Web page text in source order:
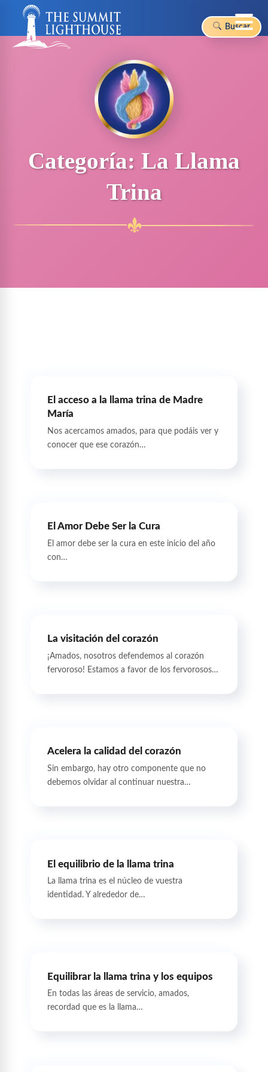
Buscar
Categoría: La Llama
Trina
El acceso a la llama trina de Madre
María
Nos acercamos amados, para que podáis ver y
conocer que ese corazón…
El Amor Debe Ser la Cura
El amor debe ser la cura en este inicio del año
con…
La visitación del corazón
¡Amados, nosotros defendemos al corazón
fervoroso! Estamos a favor de los fervorosos…
Acelera la calidad del corazón
Sin embargo, hay otro componente que no
debemos olvidar al continuar nuestra…
El equilibrio de la llama trina
La llama trina es el núcleo de vuestra
identidad. Y alrededor de…
Equilibrar la llama trina y los equipos
En todas las áreas de servicio, amados,
recordad que es la llama…